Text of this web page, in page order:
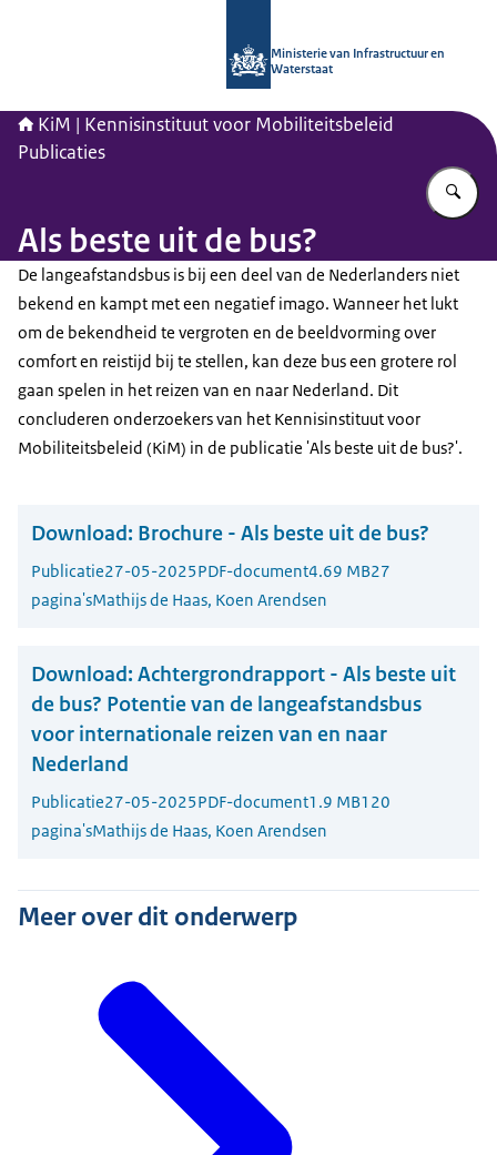
Ministerie van Infrastructuur en
Waterstaat
KiM | Kennisinstituut voor Mobiliteitsbeleid
Publicaties
Als beste uit de bus?
De langeafstandsbus is bij een deel van de Nederlanders niet
bekend en kampt met een negatief imago. Wanneer het lukt
om de bekendheid te vergroten en de beeldvorming over
comfort en reistijd bij te stellen, kan deze bus een grotere rol
gaan spelen in het reizen van en naar Nederland. Dit
concluderen onderzoekers van het Kennisinstituut voor
Mobiliteitsbeleid (KiM) in de publicatie 'Als beste uit de bus?'.
Download: Brochure - Als beste uit de bus?
Publicatie27-05-2025PDF-document4.69 MB27
pagina'sMathijs de Haas, Koen Arendsen
Download: Achtergrondrapport - Als beste uit
de bus? Potentie van de langeafstandsbus
voor internationale reizen van en naar
Nederland
Publicatie27-05-2025PDF-document1.9 MB120
pagina'sMathijs de Haas, Koen Arendsen
Meer over dit onderwerp